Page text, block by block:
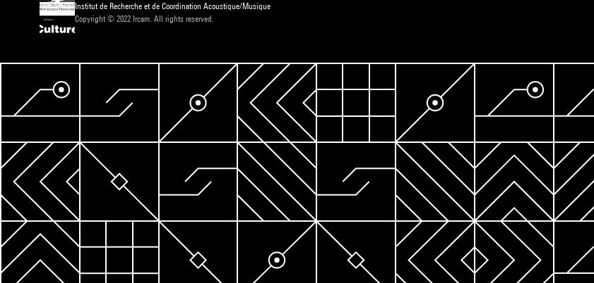
Institut de Recherche et de Coordination Acoustique/Musique
Copyright © 2022 Ircam. All rights reserved.